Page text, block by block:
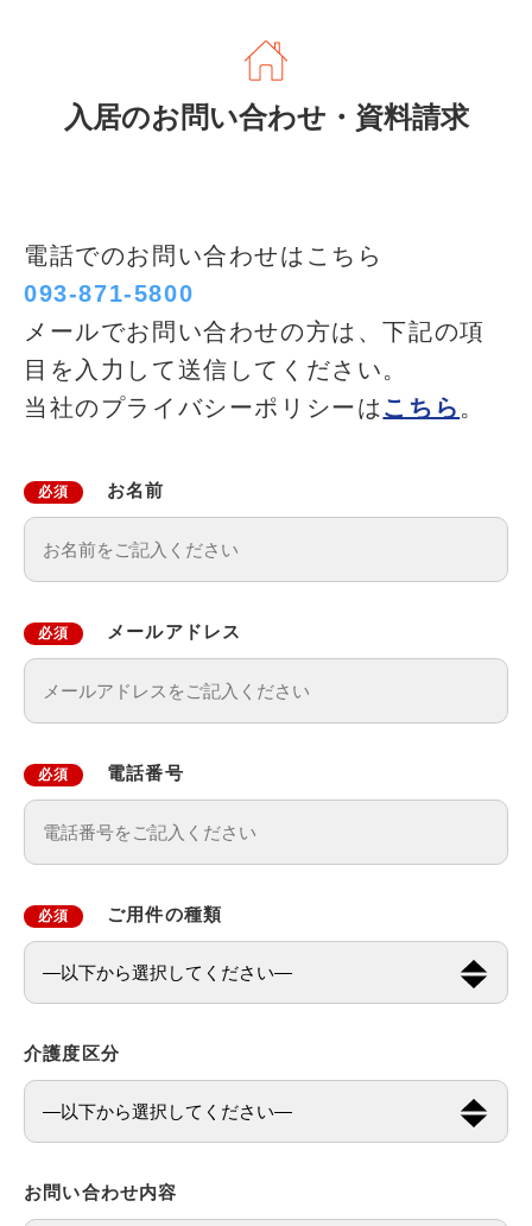
入居のお問い合わせ・資料請求
電話でのお問い合わせはこちら
093-871-5800
メールでお問い合わせの方は、下記の項
目を入力して送信してください。
当社のプライバシーポリシーは こちら 。
必須 お名前
必須 メールアドレス
必須 電話番号
必須 ご用件の種類
介護度区分
お問い合わせ内容